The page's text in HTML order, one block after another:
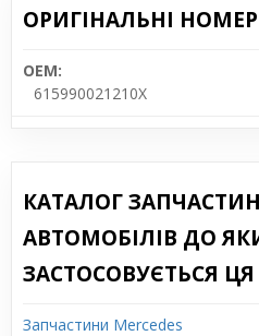
ОРИГІНАЛЬНІ
OEM:
615990021210X
КАТАЛОГ
АВТОМОБІЛІВ ДО
ЗАСТОСОВУЄТЬСЯ
Запчастини Mercedes